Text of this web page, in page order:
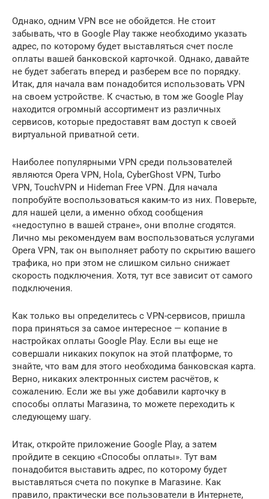
Однако, одним VPN все не обойдется. Не стоит
забывать, что в Google Play также необходимо указать
адрес, по которому будет выставляться счет после
оплаты вашей банковской карточкой. Однако, давайте
не будет забегать вперед и разберем все по порядку.
Итак, для начала вам понадобится использовать VPN
на своем устройстве. К счастью, в том же Google Play
находится огромный ассортимент из различных
сервисов, которые предоставят вам доступ к своей
виртуальной приватной сети.
Наиболее популярными VPN среди пользователей
являются Opera VPN, Hola, CyberGhost VPN, Turbo
VPN, TouchVPN и Hideman Free VPN. Для начала
попробуйте воспользоваться каким-то из них. Поверьте,
для нашей цели, а именно обход сообщения
«недоступно в вашей стране», они вполне сгодятся.
Лично мы рекомендуем вам воспользоваться услугами
Opera VPN, так он выполняет работу по скрытию вашего
трафика, но при этом не слишком сильно снижает
скорость подключения. Хотя, тут все зависит от самого
подключения.
Как только вы определитесь с VPN-сервисов, пришла
пора приняться за самое интересное — копание в
настройках оплаты Google Play. Если вы еще не
совершали никаких покупок на этой платформе, то
знайте, что вам для этого необходима банковская карта.
Верно, никаких электронных систем расчётов, к
сожалению. Если же вы уже добавили карточку в
способы оплаты Магазина, то можете переходить к
следующему шагу.
Итак, откройте приложение Google Play, а затем
пройдите в секцию «Способы оплаты». Тут вам
понадобится выставить адрес, по которому будет
выставляться счета по покупке в Магазине. Как
правило, практически все пользователи в Интернете,